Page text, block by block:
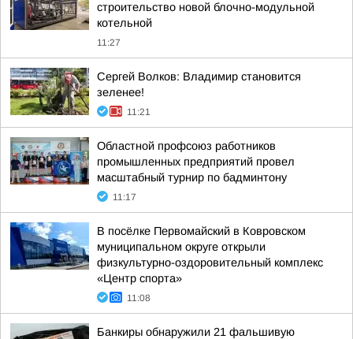
строительство новой блочно-модульной
котельной
11:27
Сергей Волков: Владимир становится
зеленее!
11:21
Областной профсоюз работников
промышленных предприятий провел
масштабный турнир по бадминтону
11:17
В посёлке Первомайский в Ковровском
муниципальном округе открыли
физкультурно-оздоровительный комплекс
«Центр спорта»
11:08
Банкиры обнаружили 21 фальшивую